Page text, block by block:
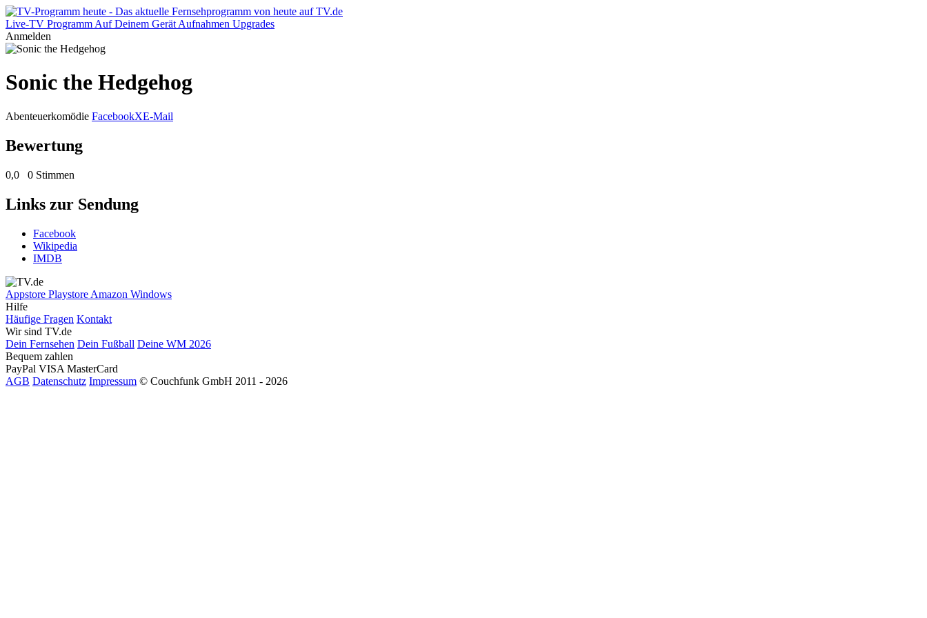
Live-TV Programm Auf Deinem Gerät Aufnahmen Upgrades
Anmelden
Sonic the Hedgehog
Abenteuerkomödie FacebookXE-Mail
Bewertung
0,0 0 Stimmen
Links zur Sendung
Facebook
Wikipedia
IMDB
Appstore Playstore Amazon Windows
Hilfe
Häufige Fragen Kontakt
Wir sind TV.de
Dein Fernsehen Dein Fußball Deine WM 2026
Bequem zahlen
PayPal VISA MasterCard
AGB Datenschutz Impressum © Couchfunk GmbH 2011 - 2026